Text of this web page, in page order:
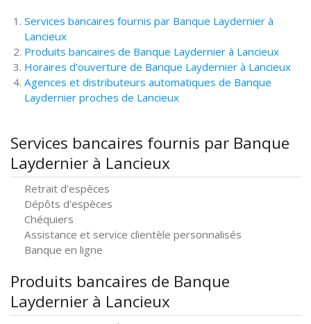
Services bancaires fournis par Banque Laydernier à
Lancieux
Produits bancaires de Banque Laydernier à Lancieux
Horaires d'ouverture de Banque Laydernier à Lancieux
Agences et distributeurs automatiques de Banque
Laydernier proches de Lancieux
Services bancaires fournis par Banque
Laydernier à Lancieux
Retrait d'espèces
Dépôts d'espèces
Chéquiers
Assistance et service clientèle personnalisés
Banque en ligne
Produits bancaires de Banque
Laydernier à Lancieux